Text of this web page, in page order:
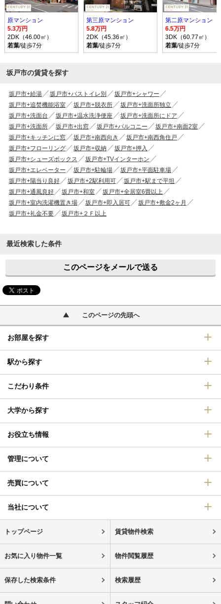
原マンション
5.3万円
2DK（46.00㎡）
若葉/徒歩7分
第三原マンション
5.8万円
2DK（45.36㎡）
若葉/徒歩7分
第二原マンション
6.5万円
3DK（60.77㎡）
若葉/徒歩7分
坂戸市の賃貸を探す
坂戸市+給湯 坂戸市+バストイレ別
坂戸市+シャワー
坂戸市+追焚機能浴室
坂戸市+脱衣所
坂戸市+洗面所独立
坂戸市+洗面台
坂戸市+温水洗浄便座
坂戸市+洗面所にドア
坂戸市+洗面所
坂戸市+出窓 坂戸市+バルコニー
坂戸市+南面2室
坂戸市+キッチンに窓
坂戸市+南西向き
坂戸市+南西角住戸
坂戸市+フローリング
坂戸市+収納
坂戸市+押入
坂戸市+シューズボックス
坂戸市+TVインターホン
坂戸市+エレベーター
坂戸市+駐輪場
坂戸市+平面駐車場
坂戸市+陽当り良好
坂戸市+2駅利用可
坂戸市+駅まで平坦
坂戸市+通風良好
坂戸市+和室
坂戸市+全居室6畳以上
坂戸市+室内洗濯機置き場
坂戸市+即入居可
坂戸市+敷金2ヶ月
坂戸市+礼金不要
坂戸市+２Ｆ以上
最近検索した条件
このページをメールで送る
このページの先頭へ
お部屋を探す
駅から探す
こだわり条件
大学から探す
お役立ち情報
管理について
売買について
当社について
トップページ 賃貸物件検索
お気に入り物件一覧 物件閲覧履歴
保存した検索条件 検索履歴